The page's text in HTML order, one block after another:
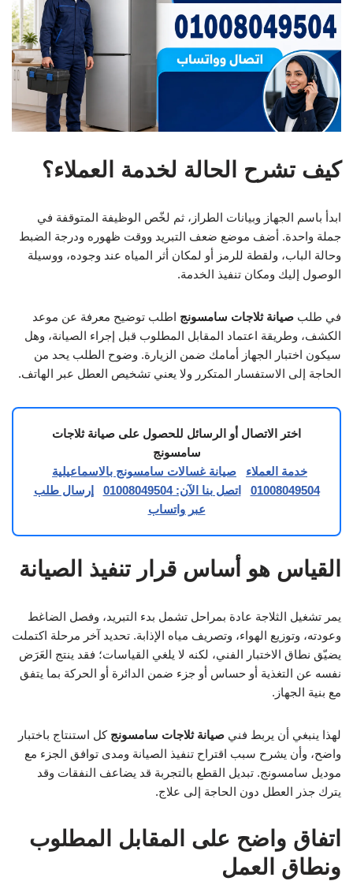
كيف تشرح الحالة لخدمة العملاء؟
ابدأ باسم الجهاز وبيانات الطراز، ثم لخّص الوظيفة المتوقفة في
جملة واحدة. أضف موضع ضعف التبريد ووقت ظهوره ودرجة الضبط
وحالة الباب، ولقطة للرمز أو لمكان أثر المياه عند وجوده، ووسيلة
الوصول إليك ومكان تنفيذ الخدمة.
في طلب صيانة ثلاجات سامسونج اطلب توضيح معرفة عن موعد
الكشف، وطريقة اعتماد المقابل المطلوب قبل إجراء الصيانة، وهل
سيكون اختبار الجهاز أمامك ضمن الزيارة. وضوح الطلب يحد من
الحاجة إلى الاستفسار المتكرر ولا يعني تشخيص العطل عبر الهاتف.
اختر الاتصال أو الرسائل للحصول على صيانة ثلاجات
سامسونج
خدمة العملاء
صيانة غسالات سامسونج بالاسماعيلية
01008049504
اتصل بنا الآن: 01008049504
إرسال طلب
عبر واتساب
القياس هو أساس قرار تنفيذ الصيانة
يمر تشغيل الثلاجة عادة بمراحل تشمل بدء التبريد، وفصل الضاغط
وعودته، وتوزيع الهواء، وتصريف مياه الإذابة. تحديد آخر مرحلة اكتملت
يضيّق نطاق الاختبار الفني، لكنه لا يلغي القياسات؛ فقد ينتج العَرَض
نفسه عن التغذية أو حساس أو جزء ضمن الدائرة أو الحركة بما يتفق
مع بنية الجهاز.
لهذا ينبغي أن يربط فني صيانة ثلاجات سامسونج كل استنتاج باختبار
واضح، وأن يشرح سبب اقتراح تنفيذ الصيانة ومدى توافق الجزء مع
موديل سامسونج. تبديل القطع بالتجربة قد يضاعف النفقات وقد
يترك جذر العطل دون الحاجة إلى علاج.
اتفاق واضح على المقابل المطلوب
ونطاق العمل